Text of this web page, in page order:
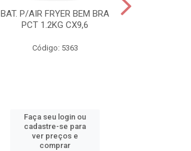
BAT. P/AIR FRYER BEM BRA
PCT 1.2KG CX9,6
Código: 5363
Faça seu login ou
cadastre-se para
ver preços e
comprar